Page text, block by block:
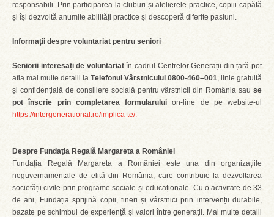
responsabili. Prin participarea la cluburi și atelierele practice, copiii capătă
și își dezvoltă anumite abilități practice și descoperă diferite pasiuni.
Informații despre voluntariat pentru seniori
Seniorii interesați de voluntariatîn cadrul Centrelor Generații din țară pot
afla mai multe detalii la Telefonul Vârstnicului 0800-460–001, linie gratuită
și confidențială de consiliere socială pentru vârstnicii din România sau se
pot înscrie prin completarea formularului on-line de pe website-ul
https://intergenerational.ro/implica-te/.
Despre Fundaţia Regală Margareta a României
Fundația Regală Margareta a României este una din organizațiile
neguvernamentale de elită din România, care contribuie la dezvoltarea
societății civile prin programe sociale și educaționale. Cu o activitate de 33
de ani, Fundația sprijină copii, tineri și vârstnici prin intervenții durabile,
bazate pe schimbul de experiență și valori între generații. Mai multe detalii